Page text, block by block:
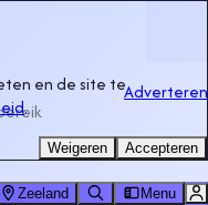
Adverteren
Zeeland Menu
en de site te
.
Weigeren Accepteren